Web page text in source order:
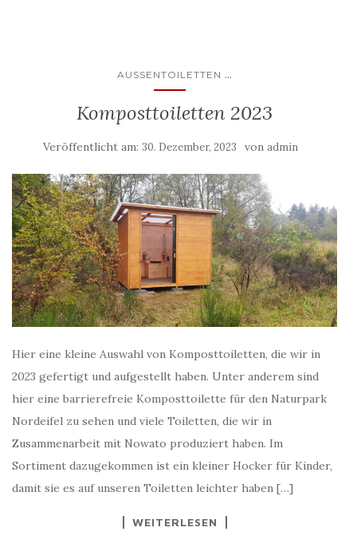
AUSSENTOILETTEN ...
Komposttoiletten 2023
Veröffentlicht am: 30. Dezember, 2023 von admin
Hier eine kleine Auswahl von Komposttoiletten, die wir in
2023 gefertigt und aufgestellt haben. Unter anderem sind
hier eine barrierefreie Komposttoilette für den Naturpark
Nordeifel zu sehen und viele Toiletten, die wir in
Zusammenarbeit mit Nowato produziert haben. Im
Sortiment dazugekommen ist ein kleiner Hocker für Kinder,
damit sie es auf unseren Toiletten leichter haben […]
WEITERLESEN